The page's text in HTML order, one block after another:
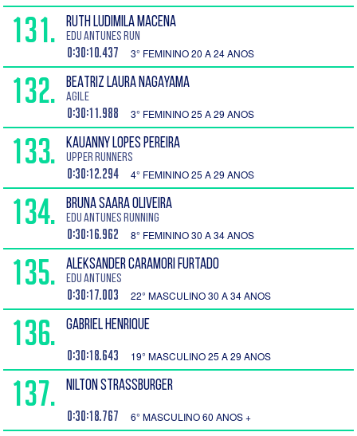
131. RUTH LUDIMILA MACENA
EDU ANTUNES RUN
0:30:10.437 3° FEMININO 20 A 24 ANOS
132. BEATRIZ LAURA NAGAYAMA
AGILE
0:30:11.988 3° FEMININO 25 A 29 ANOS
133. KAUANNY LOPES PEREIRA
Upper Runners
0:30:12.294 4° FEMININO 25 A 29 ANOS
134. BRUNA SAARA OLIVEIRA
Edu Antunes Running
0:30:16.962 8° FEMININO 30 A 34 ANOS
135. ALEKSANDER CARAMORI FURTADO
Edu Antunes
0:30:17.003 22° MASCULINO 30 A 34 ANOS
136. GABRIEL HENRIQUE
0:30:18.643 19° MASCULINO 25 A 29 ANOS
137. NILTON STRASSBURGER
0:30:18.767 6° MASCULINO 60 ANOS +